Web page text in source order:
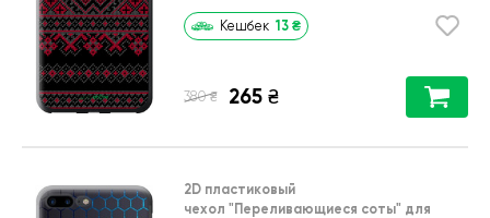
Кешбек 13 ₴
380 ₴ 265 ₴
2D пластиковый
чехол "Переливающиеся соты" для